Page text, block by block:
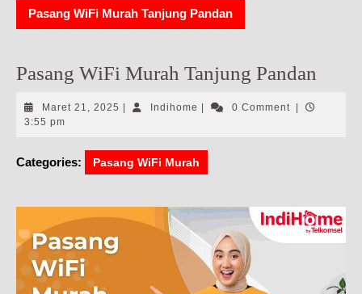
Pasang WiFi Murah Tanjung Pandan
Pasang WiFi Murah Tanjung Pandan
Maret 21, 2025 Maret
Indihome Indihome0 Comment
3:55 pm
Categories: Pasang WiFi Murah